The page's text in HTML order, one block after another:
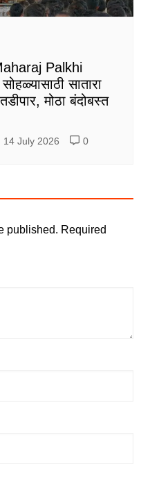
Palkhi
सातारा
मोठा बंदोबस्त
14 July 2026 0
published. Required